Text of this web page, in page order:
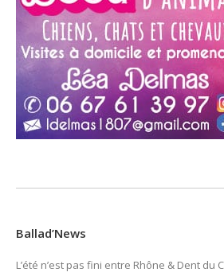
Ballad’News
L’été n’est pas fini entre Rhône & Dent du